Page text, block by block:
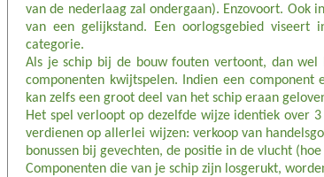
van de nederlaag zal ondergaan). Enzovoort. Ook
van een gelijkstand. Een oorlogsgebied viseert
categorie.
Als je schip bij de bouw fouten vertoont, dan
componenten kwijtspelen. Indien een component
kan zelfs een groot deel van het schip eraan
Het spel verloopt op dezelfde wijze identiek over
verdienen op allerlei wijzen: verkoop van
bonussen bij gevechten, de positie in de vlucht
Componenten die van je schip zijn losgerukt,